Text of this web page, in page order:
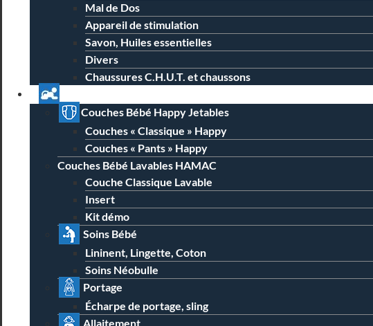
Mal de Dos
Appareil de stimulation
Savon, Huiles essentielles
Divers
Chaussures C.H.U.T. et chaussons
Couches Bébé Happy Jetables
Couches « Classique » Happy
Couches « Pants » Happy
Couches Bébé Lavables HAMAC
Couche Classique Lavable
Insert
Kit démo
Soins Bébé
Lininent, Lingette, Coton
Soins Néobulle
Portage
Écharpe de portage, sling
Allaitement